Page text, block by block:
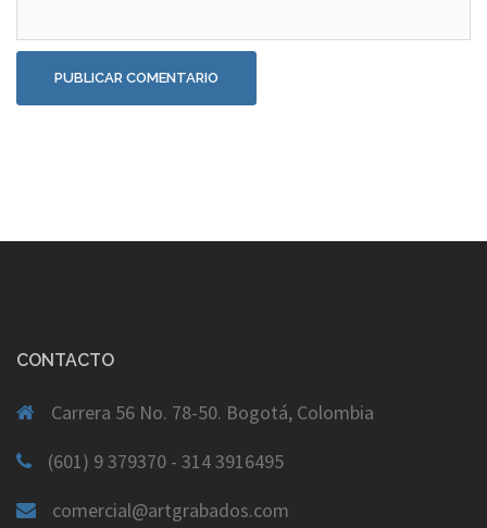
CONTACTO
Carrera 56 No. 78-50. Bogotá, Colombia
(601) 9 379370 - 314 3916495
comercial@artgrabados.com